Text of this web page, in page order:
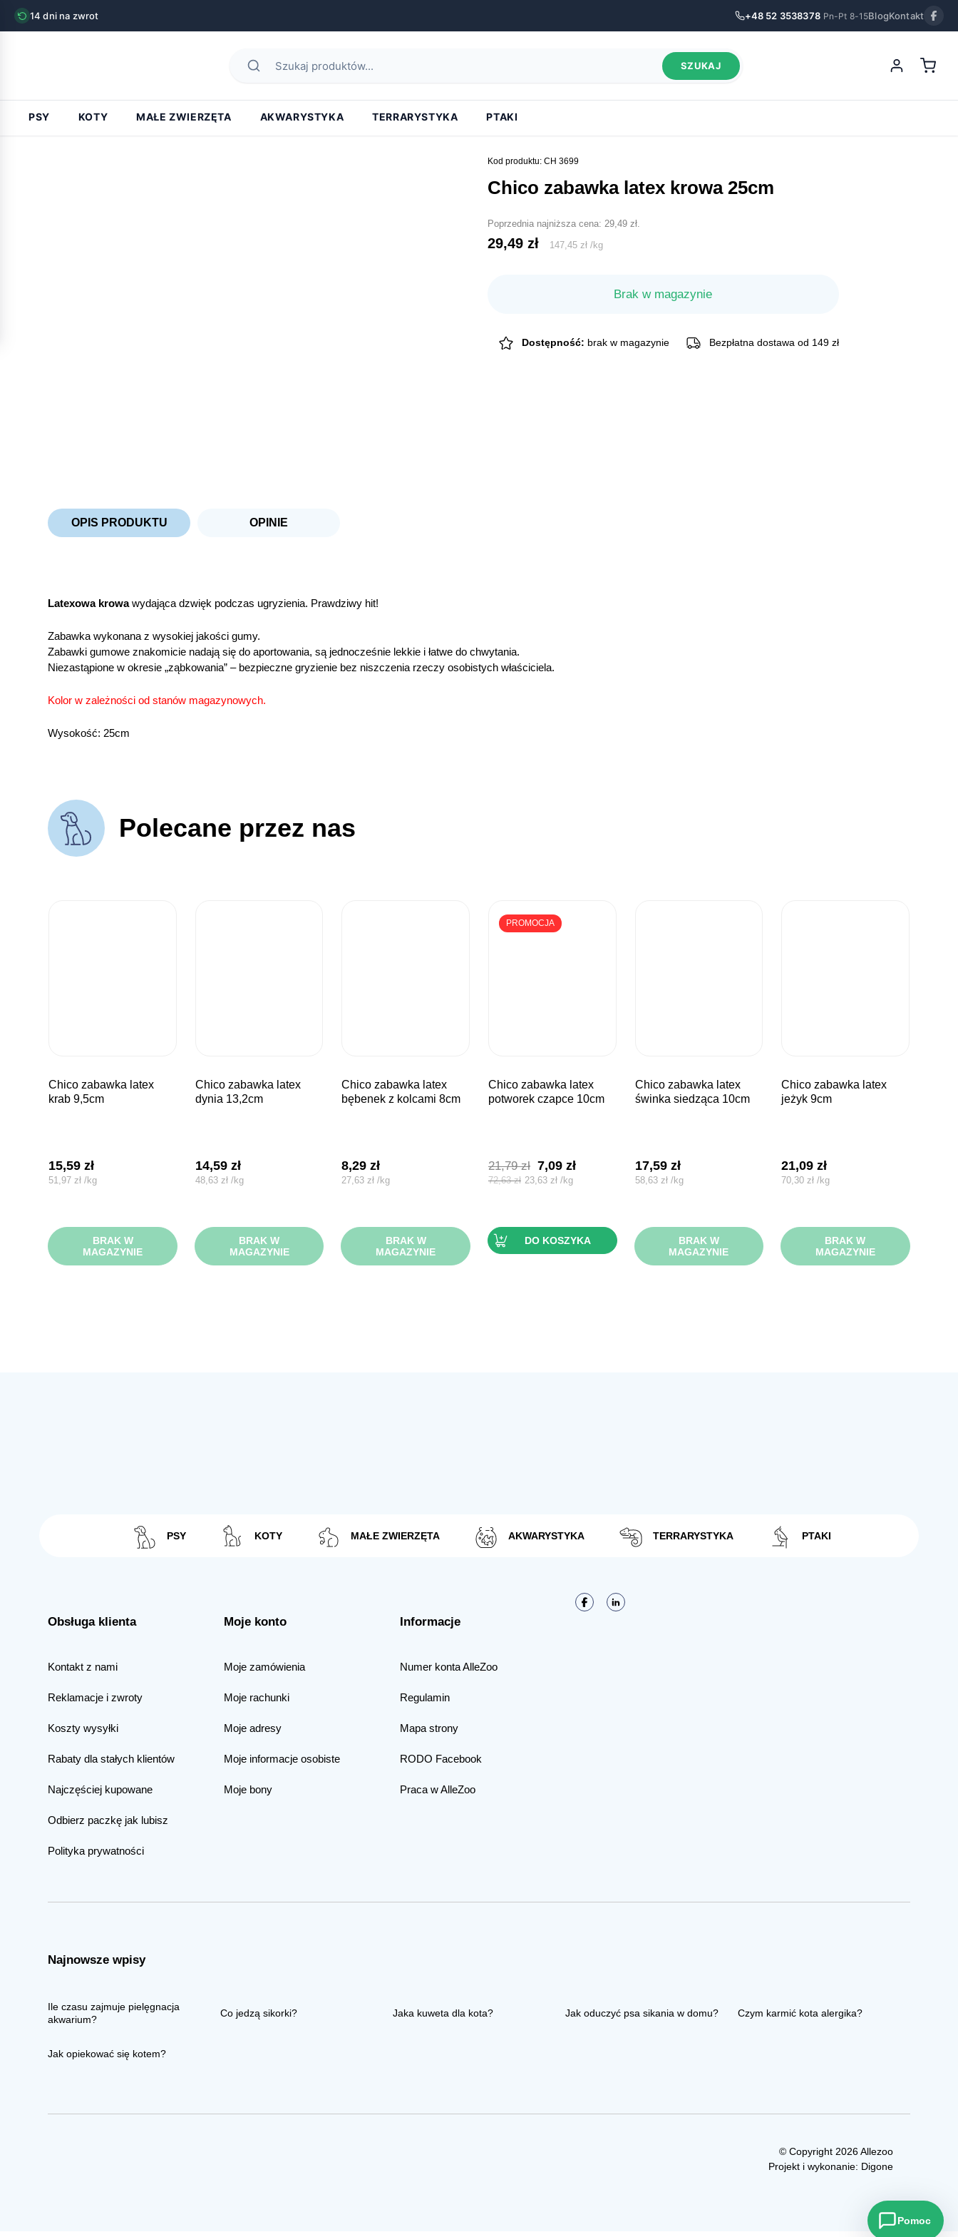
14 dni na zwrot +48 52 3538378 Pn-Pt 8-15BlogKontakt
SZUKAJ
PSY KOTY MAŁE ZWIERZĘTA AKWARYSTYKA TERRARYSTYKA PTAKI
Kod produktu: CH 3699
chico zabawka latex krowa 25cm
Poprzednia najniższa cena: 29,49 zł.
29,49 zł 147,45 zł /kg
Brak w magazynie
Dostępność: brak w magazynie Bezpłatna dostawa od 149 zł
OPIS PRODUKTU OPINIE
Latexowa krowawydająca dzwięk podczas ugryzienia. Prawdziwy hit!
Zabawka wykonana z wysokiej jakości gumy.
Zabawki gumowe znakomicie nadają się do aportowania, są jednocześnie lekkie i łatwe do chwytania.
Niezastąpione w okresie „ząbkowania” – bezpieczne gryzienie bez niszczenia rzeczy osobistych właściciela.
Kolor w zależności od stanów magazynowych.
Wysokość: 25cm
Polecane przez nas
chico zabawka latex
krab 9,5cm
15,59zł
51,97zł /kg
BRAK W
MAGAZYNIE
chico zabawka latex
dynia 13,2cm
14,59 zł
48,63 zł /kg
BRAK W
MAGAZYNIE
chico zabawka latex
bębenek z kolcami 8cm
8,29zł
27,63zł /kg
BRAK W
MAGAZYNIE
PROMOCJA
chico zabawka latex
potworek czapce 10cm
21,79zł Pierwotna
cena
7,09 złAktualna
72,63zł 23,63 zł /kg
DO KOSZYKA
chico zabawka latex
świnka siedząca 10cm
17,59 zł
58,63 zł /kg
BRAK W
MAGAZYNIE
chico zabawka latex
jeżyk 9cm
21,09zł
70,30zł /kg
BRAK W
MAGAZYNIE
PSY KOTY MAŁE ZWIERZĘTA AKWARYSTYKA TERRARYSTYKA PTAKI
Obsługa klienta
Kontakt z nami
Reklamacje i zwroty
Koszty wysyłki
Rabaty dla stałych klientów
Najczęściej kupowane
Odbierz paczkę jak lubisz
Polityka prywatności
Moje konto
Moje zamówienia
Moje rachunki
Moje adresy
Moje informacje osobiste
Moje bony
Informacje
Numer konta AlleZoo
Regulamin
Mapa strony
RODO Facebook
Praca w AlleZoo
Najnowsze wpisy
Ile czasu zajmuje pielęgnacja
akwarium?
Co jedzą sikorki? Jaka kuweta dla kota? Jak oduczyć psa sikania w domu? Czym karmić kota alergika?
Jak opiekować się kotem?
© Copyright 2026 Allezoo
Projekt i wykonanie: Digone
Pomoc